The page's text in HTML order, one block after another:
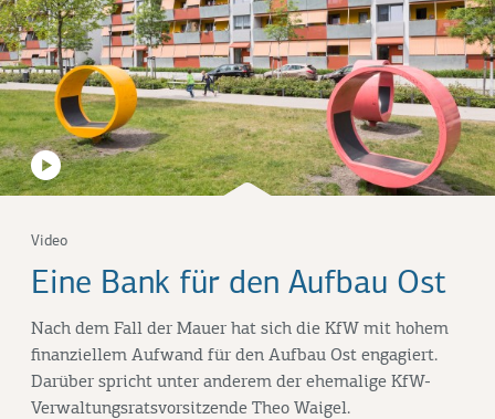
Video
Eine Bank für den Aufbau Ost
Nach dem Fall der Mauer hat sich die KfW mit hohem
finanziellem Aufwand für den Aufbau Ost engagiert.
Darüber spricht unter anderem der ehemalige KfW-
Verwaltungsratsvorsitzende Theo Waigel.